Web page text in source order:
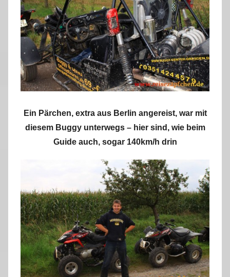
Ein Pärchen, extra aus Berlin angereist, war mit
diesem Buggy unterwegs – hier sind, wie beim
Guide auch, sogar 140km/h drin